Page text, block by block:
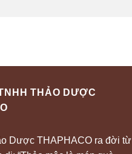
THẢO DƯỢC
Dược THAPHACO ra đời từ